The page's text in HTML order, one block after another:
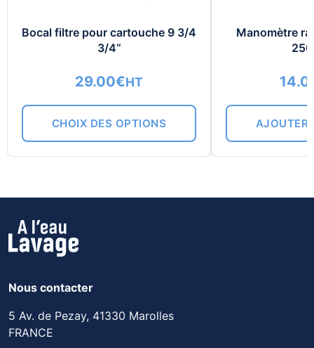
Bocal filtre pour cartouche 9 3/4
3/4“
29.00€HT
CHOIX DES OPTIONS
options
être
sur
page
produit
Manomètre
AJOUTER
Nous contacter
5 Av. de Pezay, 41330 Marolles
FRANCE